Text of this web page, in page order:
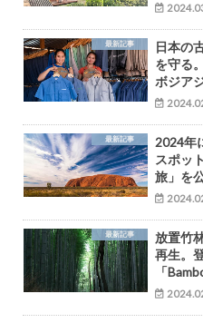
最新記事
日本の
を守る
ボジア
最新記事
2024年
スポッ
旅」を
最新記事
放置竹
再生。
「